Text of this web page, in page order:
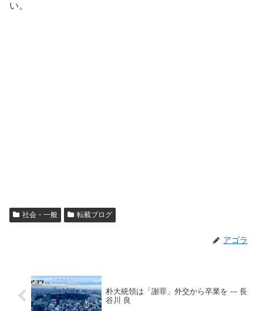
い。
社会・一般 転載ブログ
アゴラ
朴大統領は「謝罪」外交から卒業を --- 長
谷川 良